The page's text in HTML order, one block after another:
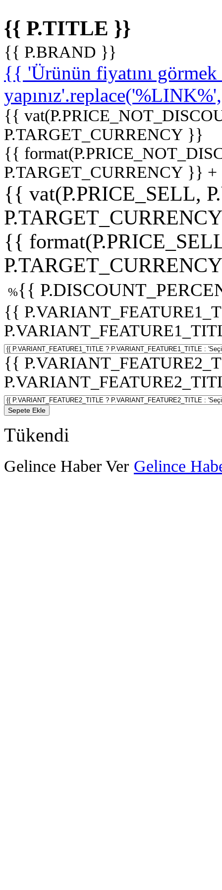
{{ P.TITLE }}
{{ P.BRAND }}
{{ 'Ürünün fiyatını
{{
P.TARGET_CURRENCY }}
{{
P.TARGET_CURRENCY }}
{{ vat(P.PRICE_SELL,
{{
%{{
{{
{{
Sepete Ekle
Tükendi
Gelince Haber Ver Gelince